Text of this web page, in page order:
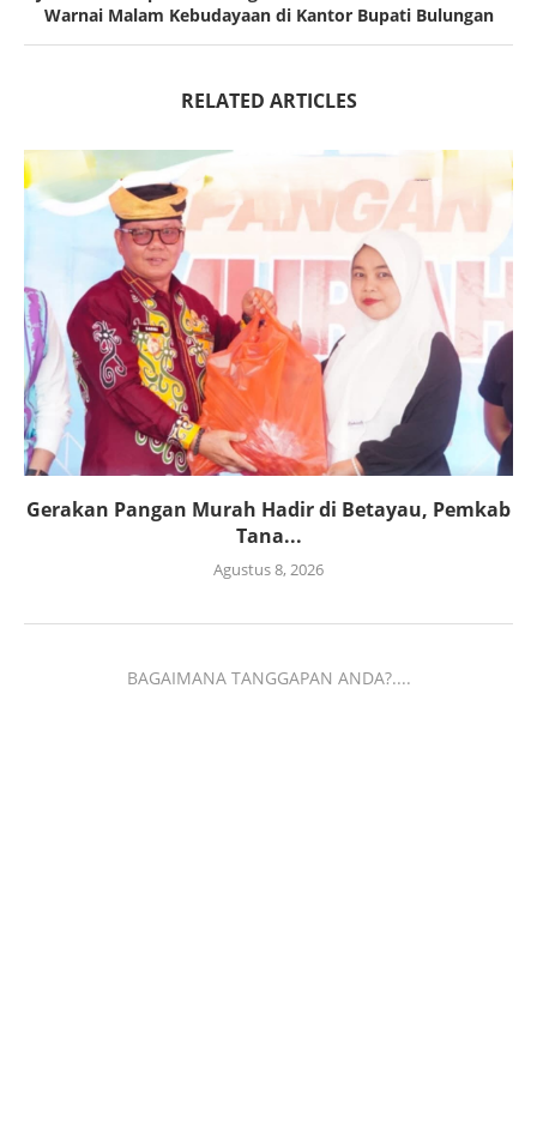
Warnai Malam Kebudayaan di Kantor Bupati Bulungan
RELATED ARTICLES
Gerakan Pangan Murah Hadir di Betayau, Pemkab
Tana...
Agustus 8, 2026
BAGAIMANA TANGGAPAN ANDA?....